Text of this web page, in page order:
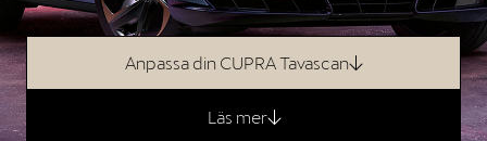
Anpassa din CUPRA Tavascan
Läs mer